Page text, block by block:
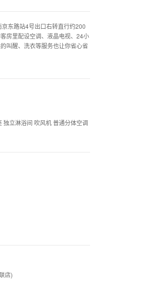
东路站4号出口右转直行约200
里配设空调、液晶电视、24小
醒、洗衣等服务也让你省心省
立淋浴间 吹风机 普通分体空调
店)